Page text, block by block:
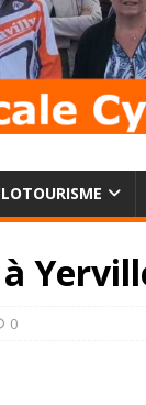
0